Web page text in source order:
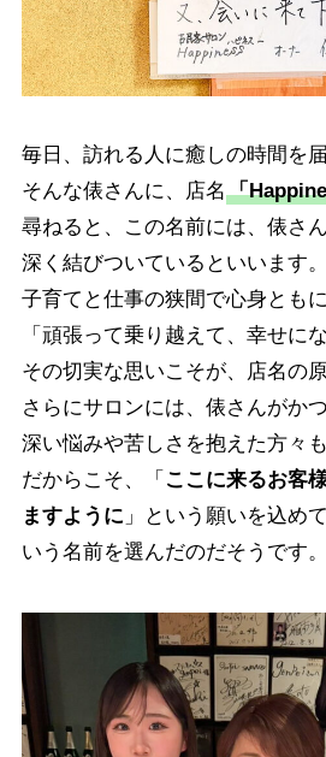
毎日、訪れる人に癒しの時間を
そんな俵さんに、店名 「
尋ねると、この名前には、俵さ
深く結びついているといいます。
子育てと仕事の狭間で心身とも
「頑張って乗り越えて、幸せに
その切実な思いこそが、店名の
さらにサロンには、俵さんがか
深い悩みや苦しさを抱えた方々も
だからこそ、「 ここに来るお客
ますように 」という願いを込め
いう名前を選んだのだそうです。